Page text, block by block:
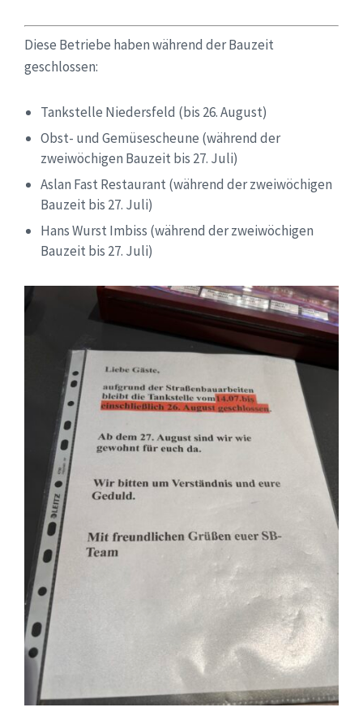
Diese Betriebe haben während der Bauzeit
geschlossen:
Tankstelle Niedersfeld (bis 26. August)
Obst- und Gemüsescheune (während der
zweiwöchigen Bauzeit bis 27. Juli)
Aslan Fast Restaurant (während der zweiwöchigen
Bauzeit bis 27. Juli)
Hans Wurst Imbiss (während der zweiwöchigen
Bauzeit bis 27. Juli)